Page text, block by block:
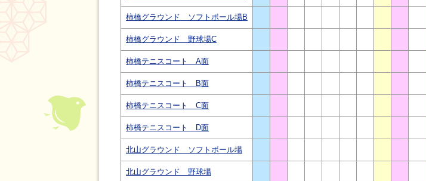
柿橋グラウンド ソフトボール場B
柿橋グラウンド 野球場C
柿橋テニスコート A面
柿橋テニスコート B面
柿橋テニスコート C面
柿橋テニスコート D面
北山グラウンド ソフトボール場
北山グラウンド 野球場